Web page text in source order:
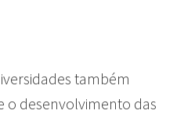
também
desenvolvimento das